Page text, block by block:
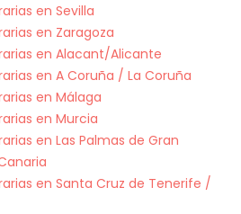
en Sevilla
en Zaragoza
en Alacant/Alicante
en A Coruña / La Coruña
en Málaga
en Murcia
en Las Palmas de Gran
en Santa Cruz de Tenerife /